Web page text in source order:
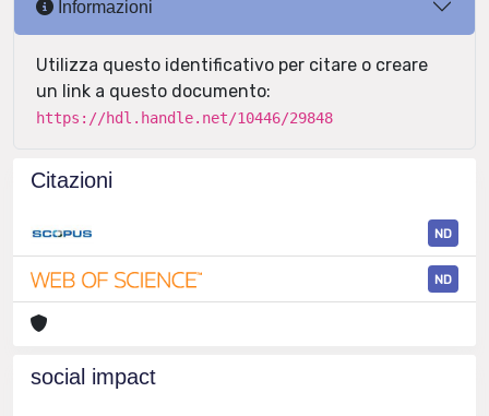
Informazioni
Utilizza questo identificativo per citare o creare
un link a questo documento:
https://hdl.handle.net/10446/29848
Citazioni
ND
ND
social impact